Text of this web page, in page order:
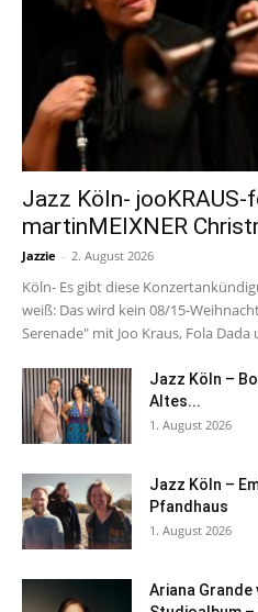
Jazz Köln- jooKRAUS-
martinMEIXNER
Jazzie - 2. August 2026
Köln- Es gibt diese
weiß: Das wird kein 08/15-
Serenade" mit Joo Kraus, Fola
Jazz Köln –
Altes...
1. August 2026
Jazz Köln –
Pfandhaus
1. August 2026
Ariana